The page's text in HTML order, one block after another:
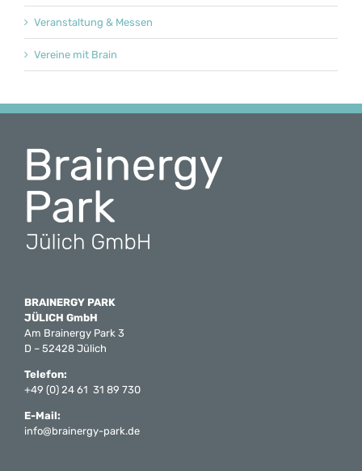
Veranstaltung & Messen
Vereine mit Brain
BRAINERGY PARK
JÜLICH GmbH
Am Brainergy Park 3
D – 52428 Jülich
Telefon:
+49 (0) 24 61 31 89 730
E-Mail:
info@brainergy-park.de